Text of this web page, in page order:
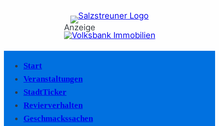
Anzeige
Start
Veranstaltungen
StadtTicker
Revierverhalten
Geschmackssachen